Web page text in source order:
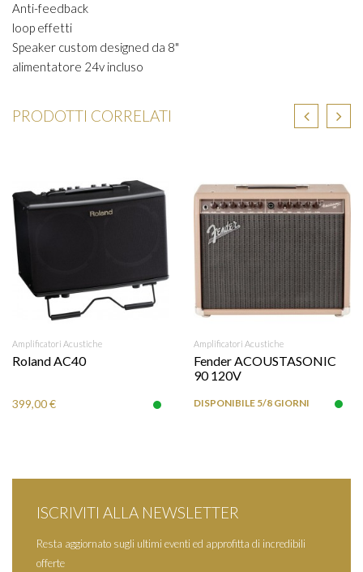
Anti-feedback
loop effetti
Speaker custom designed da 8"
alimentatore 24v incluso
PRODOTTI CORRELATI
Amplificatori Acustiche
Roland AC40
399,00 €
Amplificatori Acustiche
Fender ACOUSTASONIC
90 120V
DISPONIBILE 5/8 GIORNI
ISCRIVITI ALLA NEWSLETTER
Resta aggiornato sugli ultimi eventi ed approfitta di incredibili
offerte